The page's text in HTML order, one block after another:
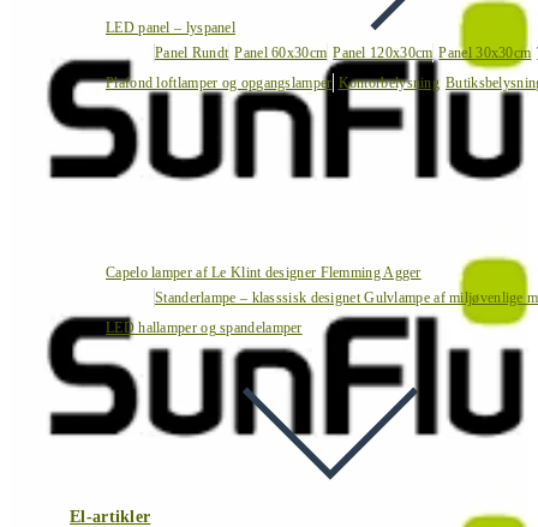
LED panel – lyspanel
Panel Rundt Panel 60x30cm Panel 120x30cm Panel 30x30cm
Plafond loftlamper og opgangslamper Kontorbelysning
Capelo lamper af Le Klint designer Flemming Agger
Standerlampe – klasssisk designet Gulvlampe af miljøvenlige
LED hallamper og spandelamper
El-artikler